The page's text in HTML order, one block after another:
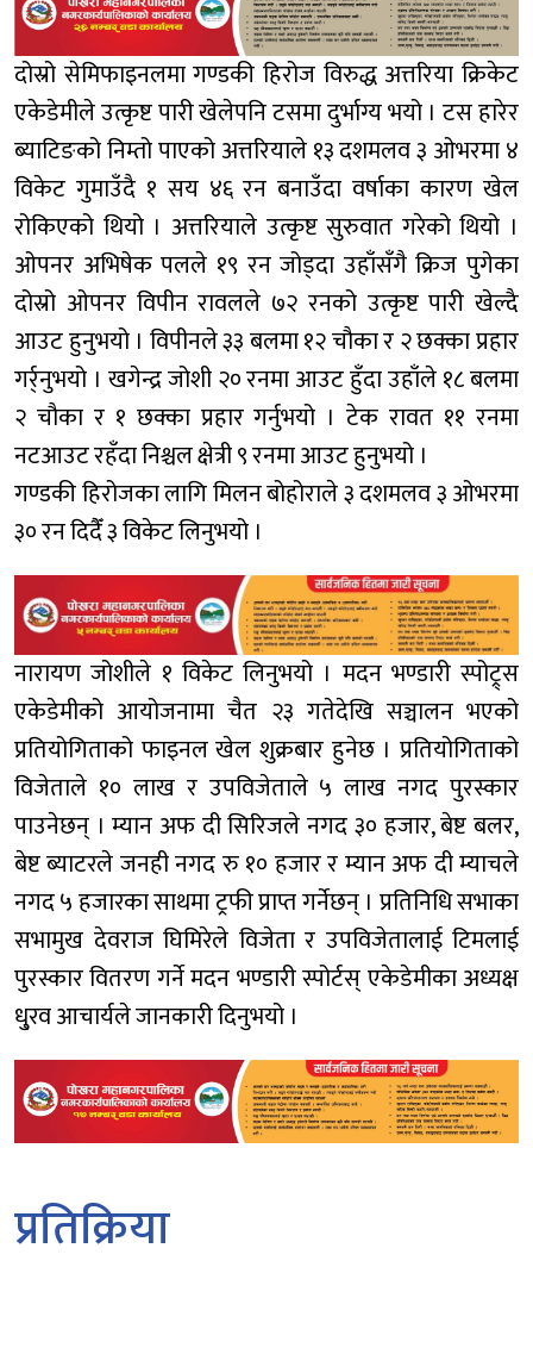
दोस्रो सेमिफाइनलमा गण्डकी हिरोज विरुद्ध अत्तरिया क्रिकेट
एकेडेमीले उत्कृष्ट पारी खेलेपनि टसमा दुर्भाग्य भयो । टस हारेर
ब्याटिङको निम्तो पाएको अत्तरियाले १३ दशमलव ३ ओभरमा ४
विकेट गुमाउँदै १ सय ४६ रन बनाउँदा वर्षाका कारण खेल
रोकिएको थियो । अत्तरियाले उत्कृष्ट सुरुवात गरेको थियो ।
ओपनर अभिषेक पलले १९ रन जोड्दा उहाँसँगै क्रिज पुगेका
दोस्रो ओपनर विपीन रावलले ७२ रनको उत्कृष्ट पारी खेल्दै
आउट हुनुभयो । विपीनले ३३ बलमा १२ चौका र २ छक्का प्रहार
गर्र्नुभयो । खगेन्द्र जोशी २० रनमा आउट हुँदा उहाँले १८ बलमा
२ चौका र १ छक्का प्रहार गर्नुभयो । टेक रावत ११ रनमा
नटआउट रहँदा निश्चल क्षेत्री ९ रनमा आउट हुनुभयो ।
गण्डकी हिरोजका लागि मिलन बोहोराले ३ दशमलव ३ ओभरमा
३० रन दिदैँ ३ विकेट लिनुभयो ।
नारायण जोशीले १ विकेट लिनुभयो । मदन भण्डारी स्पोट्र्स
एकेडेमीको आयोजनामा चैत २३ गतेदेखि सञ्चालन भएको
प्रतियोगिताको फाइनल खेल शुक्रबार हुनेछ । प्रतियोगिताको
विजेताले १० लाख र उपविजेताले ५ लाख नगद पुरस्कार
पाउनेछन् । म्यान अफ दी सिरिजले नगद ३० हजार, बेष्ट बलर,
बेष्ट ब्याटरले जनही नगद रु १० हजार र म्यान अफ दी म्याचले
नगद ५ हजारका साथमा ट्रफी प्राप्त गर्नेछन् । प्रतिनिधि सभाका
सभामुख देवराज घिमिरेले विजेता र उपविजेतालाई टिमलाई
पुरस्कार वितरण गर्ने मदन भण्डारी स्पोर्टस् एकेडेमीका अध्यक्ष
धु्रव आचार्यले जानकारी दिनुभयो ।
प्रतिक्रिया